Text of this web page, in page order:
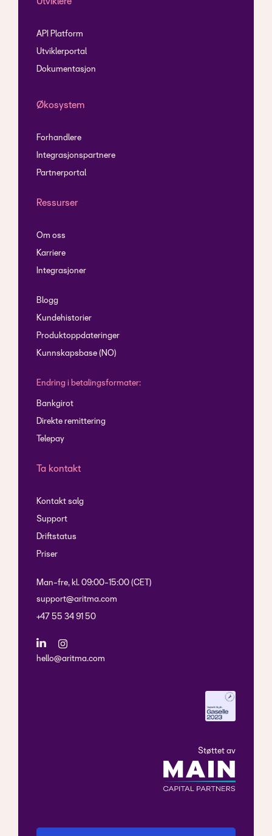
API Platform
Utviklerportal
Dokumentasjon
Økosystem
Forhandlere
Integrasjonspartnere
Partnerportal
Ressurser
Om oss
Karriere
Integrasjoner
Blogg
Kundehistorier
Produktoppdateringer
Kunnskapsbase (NO)
Endring i betalingsformater:
Bankgirot
Direkte remittering
Telepay
Ta kontakt
Kontakt salg
Support
Driftstatus
Priser
Man-fre, kl. 09:00-15:00 (CET)
support@aritma.com
+47 55 34 91 50
hello@aritma.com
Støttet av